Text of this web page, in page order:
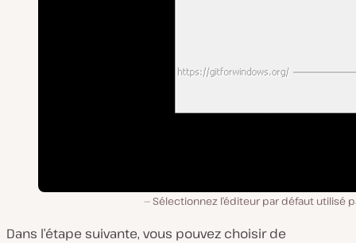
Sélectionnez l’éditeur par défaut utilisé
Dans l’étape suivante, vous pouvez choisir de